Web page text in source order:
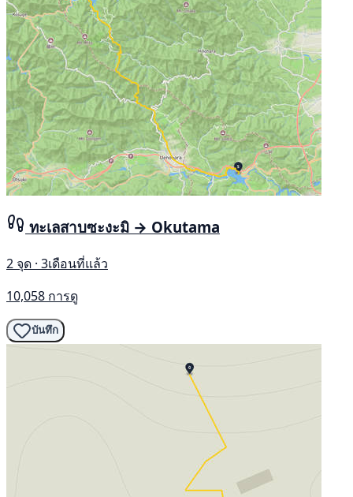
ทะเลสาบซะงะมิ → Okutama
2 จุด · 3เดือนที่แล้ว
10,058 การดู
บันทึก